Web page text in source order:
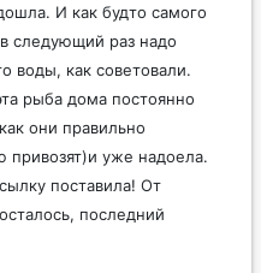
И как будто самого
следующий раз надо
воды, как советовали.
рыба дома постоянно
они правильно
привозят)и уже надоела.
поставила! От
последний